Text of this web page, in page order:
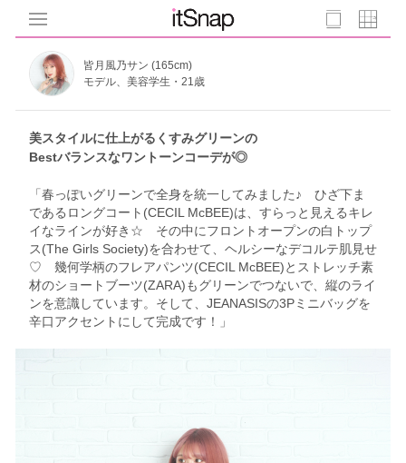
皆月風乃サン (165cm)
モデル、美容学生・21歳
美スタイルに仕上がるくすみグリーンの
Bestバランスなワントーンコーデが◎
「春っぽいグリーンで全身を統一してみました♪ ひざ下ま
であるロングコート(CECIL McBEE)は、すらっと見えるキレ
イなラインが好き☆ その中にフロントオープンの白トップ
ス(The Girls Society)を合わせて、ヘルシーなデコルテ肌見せ
♡ 幾何学柄のフレアパンツ(CECIL McBEE)とストレッチ素
材のショートブーツ(ZARA)もグリーンでつないで、縦のライ
ンを意識しています。そして、JEANASISの3Pミニバッグを
辛口アクセントにして完成です！」